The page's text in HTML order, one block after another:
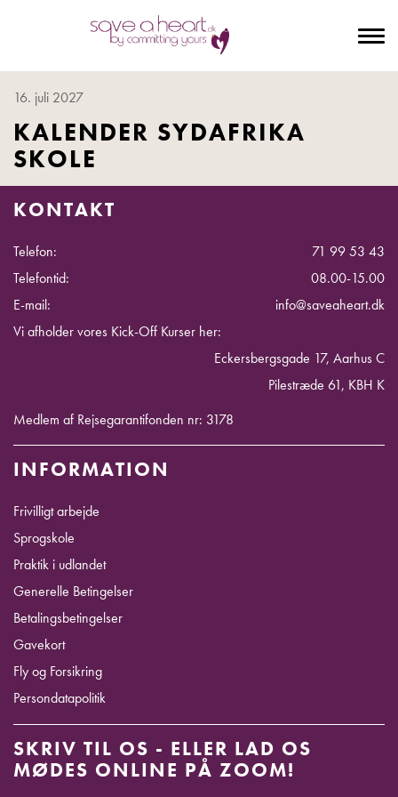
16. juli 2027
KALENDER SYDAFRIKA
SKOLE
KONTAKT
Telefon:
71 99 53 43
Telefontid:
08.00-15.00
E-mail:
info@saveaheart.dk
Vi afholder vores Kick-Off Kurser her:
Eckersbergsgade 17, Aarhus C
Pilestræde 61, KBH K
Medlem af Rejsegarantifonden nr: 3178
INFORMATION
Frivilligt arbejde
Sprogskole
Praktik i udlandet
Generelle Betingelser
Betalingsbetingelser
Gavekort
Fly og Forsikring
Persondatapolitik
SKRIV TIL OS - ELLER LAD OS
MØDES ONLINE PÅ ZOOM!